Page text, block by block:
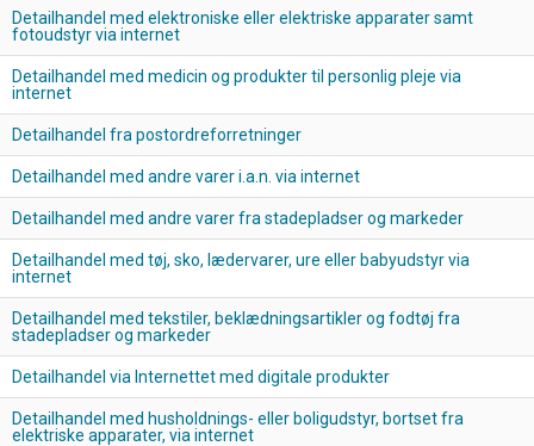
Detailhandel med elektroniske eller elektriske apparater samt
fotoudstyr via internet
Detailhandel med medicin og produkter til personlig pleje via
internet
Detailhandel fra postordreforretninger
Detailhandel med andre varer i.a.n. via internet
Detailhandel med andre varer fra stadepladser og markeder
Detailhandel med tøj, sko, lædervarer, ure eller babyudstyr via
internet
Detailhandel med tekstiler, beklædningsartikler og fodtøj fra
stadepladser og markeder
Detailhandel via Internettet med digitale produkter
Detailhandel med husholdnings- eller boligudstyr, bortset fra
elektriske apparater, via internet